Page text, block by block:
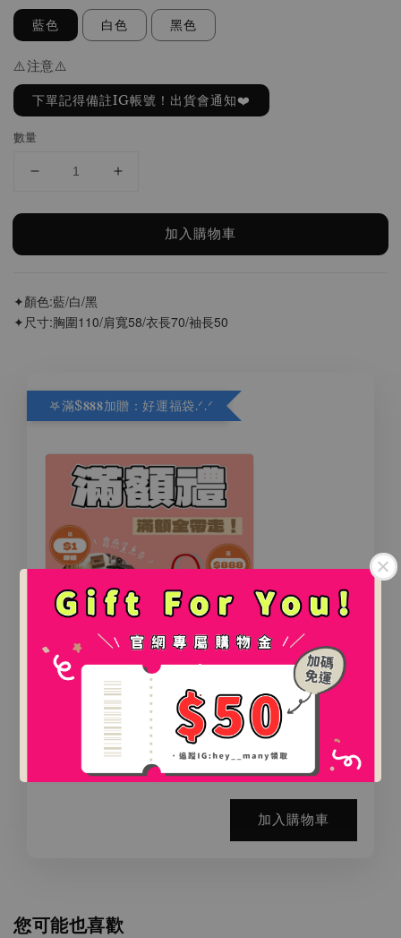
.
.
藍色 白色 黑色
⚠️注意⚠️
下單記得備註IG帳號！出貨會通知❤️
數量
加入購物車
✦顏色:藍/白/黑
✦尺寸:胸圍110/肩寬58/衣長70/袖長50
𖤐滿$𝟖𝟖𝟖加贈：好運福袋.ᐟ‪.ᐟ
氛圍感百搭鯊魚夾（2款）
-
加入購物車
您可能也喜歡